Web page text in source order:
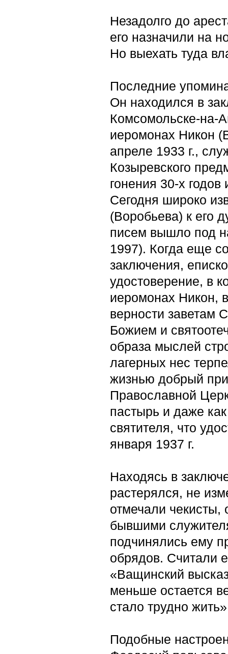
Незадолго до
его назначили на
Но выехать туда
Последние
Он находился в
Комсомольске-на-
иеромонах Никон
апреле 1933 г.,
Козыревского
гонения 30-х
Сегодня широко
(Воробьева) к его
писем вышло под
1997). Когда еще
заключения,
удостоверение, в
иеромонах Никон,
верности заветам
Божием и
образа мыслей
лагерных нес
жизнью добрый
Православной
пастырь и даже
святителя, что
января 1937 г.
Находясь в
растерялся, не
отмечали чекисты,
бывшими
подчинялись ему
обрядов. Считали
«Ващинский
меньше остается
стало трудно
Подобные